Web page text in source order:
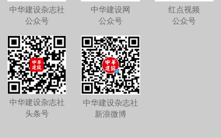
中华建设杂志社
公众号
中华建设网
公众号
红点视频
公众号
中华建设杂志社
头条号
中华建设杂志社
新浪微博